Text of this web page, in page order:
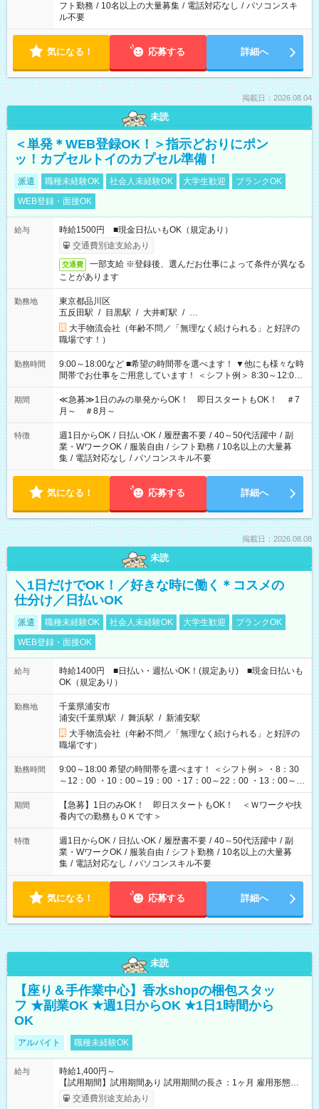
フト勤務 / 10名以上の大量募集 / 電話対応なし / パソコンスキ
ル不要
気になる！ 応募する 詳細へ
掲載日：2026.08.04
未読
＜単発＊WEB登録OK！＞指示どおりにポン
ッ！カプセルトイのカプセル準備！
派遣 職種未経験OK 社会人未経験OK 大学生歓迎
ブランクOK
WEB登録・面接OK
給与
時給1500円 ■現金日払いもOK（規定あり）
交通費別途支給あり
交通費
一部支給 ※登録後、選んだお仕事によって条件が異なる
ことがあります
勤務地
東京都品川区
五反田駅 / 目黒駅 / 大井町駅 / …
大手物流会社（年齢不問／「無理なく続けられる」と好評の
職場です！）
勤務時間
9:00～18:00など ■希望の時間帯を選べます！ ▼他にも様々な時
間帯でお仕事をご用意しています！ ＜シフト例＞ 8:30～12:00
17:00～22:00 13:00～22:00 22:00～翌6:00 など
期間
≪急募≫1日のみの単発からOK！ 即日スタートもOK！ ＃7
月～ ＃8月～
特徴 週1日からOK / 日払いOK / 履歴書不要 / 40～50代活躍中 / 副
業・WワークOK / 服装自由 / シフト勤務 / 10名以上の大量募
集 / 電話対応なし / パソコンスキル不要
気になる！ 応募する 詳細へ
掲載日：2026.08.08
未読
＼1日だけでOK！／好きな時に働く＊コスメの
仕分け／日払いOK
派遣 職種未経験OK 社会人未経験OK 大学生歓迎
ブランクOK
WEB登録・面接OK
給与
時給1400円 ■日払い・週払いOK！(規定あり) ■現金日払いも
OK（規定あり）
勤務地
千葉県浦安市
浦安(千葉県)駅 / 舞浜駅 / 新浦安駅
大手物流会社（年齢不問／「無理なく続けられる」と好評の
職場です）
勤務時間
9:00～18:00 希望の時間帯を選べます！ ＜シフト例＞ ・8：30
～12：00 ・10：00～19：00 ・17：00～22：00 ・13：00～
22：00 ・22：00～翌6：00 など
期間
【急募】1日のみOK！ 即日スタートもOK！ ＜Ｗワークや扶
養内での勤務もＯＫです＞
特徴 週1日からOK / 日払いOK / 履歴書不要 / 40～50代活躍中 / 副
業・WワークOK / 服装自由 / シフト勤務 / 10名以上の大量募
集 / 電話対応なし / パソコンスキル不要
気になる！ 応募する 詳細へ
未読
【座り＆手作業中心】香水shopの梱包スタッ
フ ★副業OK ★週1日からOK ★1日1時間から
OK
アルバイト 職種未経験OK
給与
時給1,400円～
【試用期間】試用期間あり 試用期間の長さ：1ヶ月 雇用形態、
給与は本採用時と同じです。
交通費別途支給あり